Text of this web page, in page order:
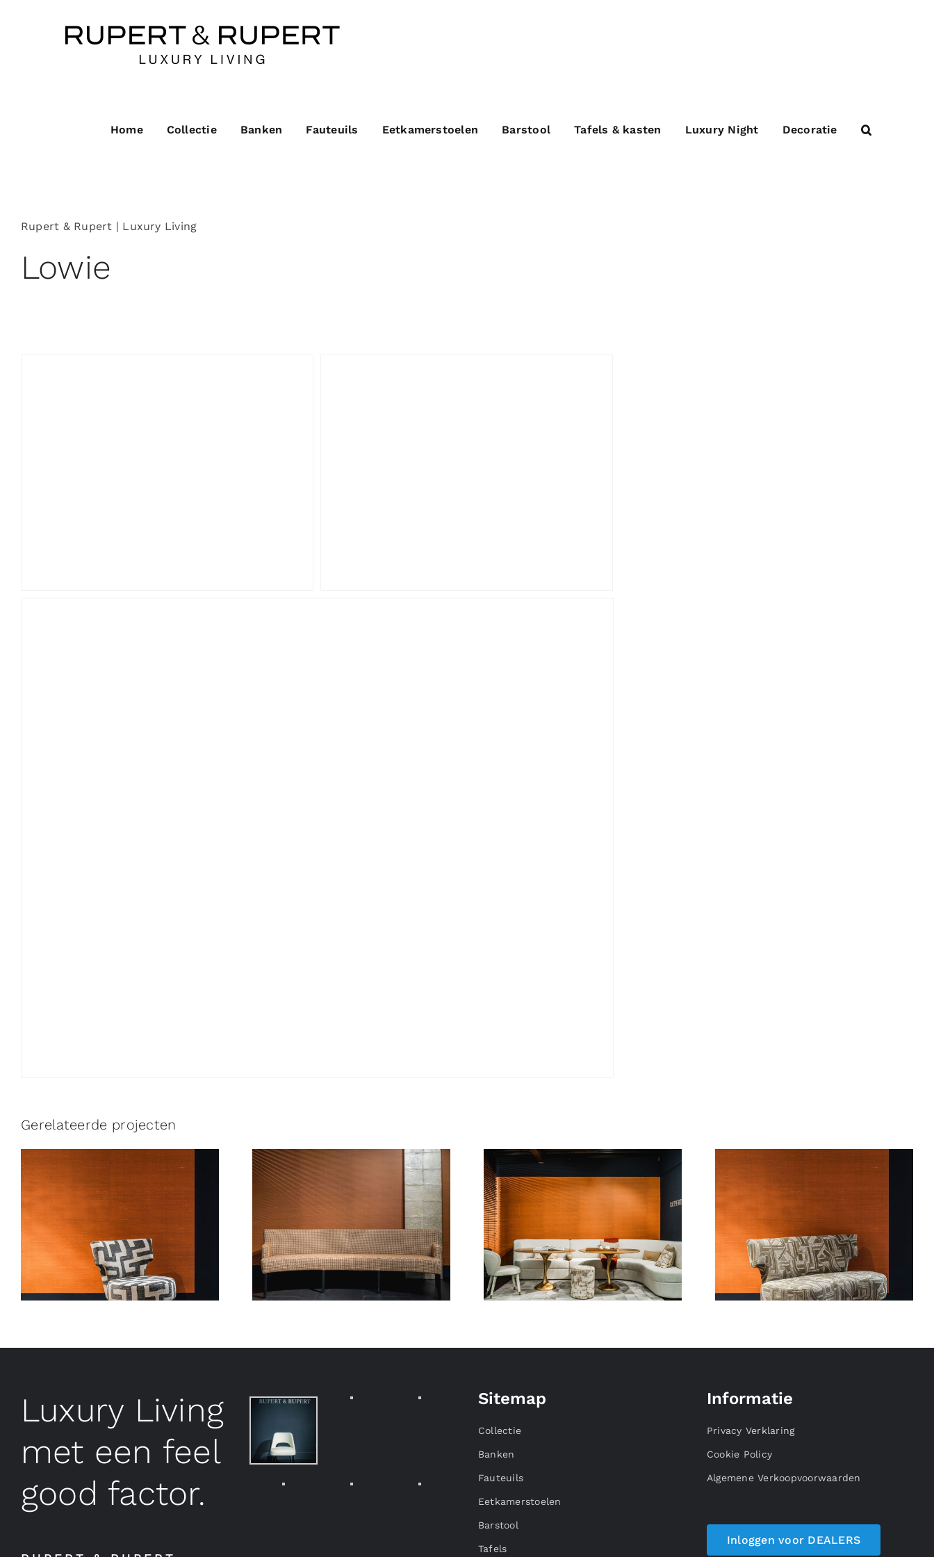
Home Collectie Banken Fauteuils Eetkamerstoelen Barstool Tafels & kasten Luxury Night Decoratie
Rupert & Rupert | Luxury Living
Lowie
Gerelateerde projecten
Luxury Living
met een feel
good factor.
Sitemap
Collectie
Banken
Fauteuils
Eetkamerstoelen
Barstool
Tafels
Informatie
Privacy Verklaring
Cookie Policy
Algemene Verkoopvoorwaarden
Inloggen voor DEALERS